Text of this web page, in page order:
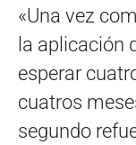
«Una vez
la aplicación
esperar
cuatros
segundo